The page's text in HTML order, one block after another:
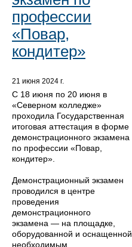
профессии
«Повар,
кондитер»
21 июня 2024 г.
С 18 июня по 20 июня в
«Северном колледже»
проходила Государственная
итоговая аттестация в форме
демонстрационного экзамена
по профессии «Повар,
кондитер».
Демонстрационный экзамен
проводился в центре
проведения
демонстрационного
экзамена — на площадке,
оборудованной и оснащенной
необходимым